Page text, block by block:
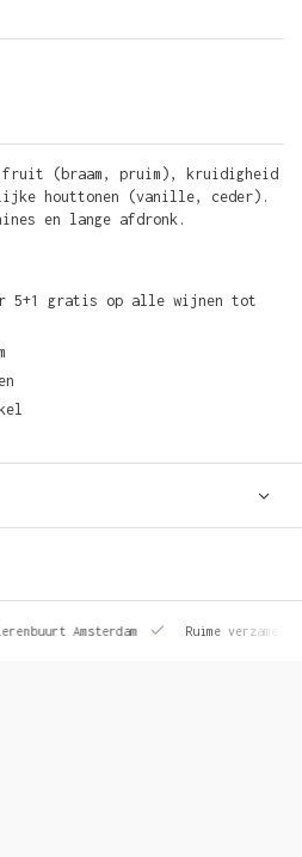
fruit (braam, pruim), kruidigheid
houttonen (vanille, ceder).
en lange afdronk.
5+1 gratis op alle wijnen tot
Amsterdam Ruime verzameling